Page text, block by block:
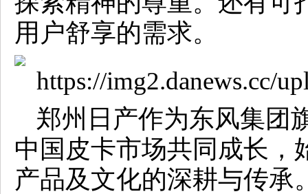
用户舒享的需求。
郑州日产作为东风集团
中国皮卡市场共同成长，
产品及文化的深耕与传承